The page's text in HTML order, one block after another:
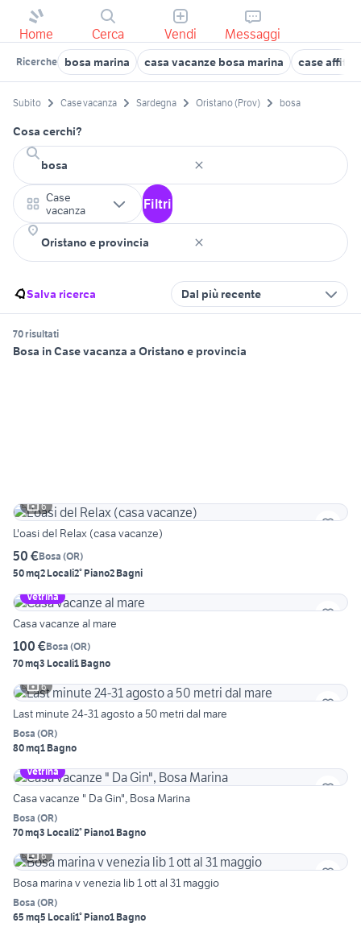
Home Cerca Vendi Messaggi
Ricerche bosa marina casa vacanze bosa marina case affitto
Subito Case vacanza Sardegna Oristano (Prov) bosa
Cosa cerchi?
Case
vacanza
Filtri
Salva ricerca Dal più recente
70 risultati
Bosa in Case vacanza a Oristano e provincia
6
L'oasi del Relax (casa vacanze)
50 €Bosa (OR)
50 mq2 Locali2° Piano2 Bagni
Vetrina
Casa vacanze al mare
100 €Bosa (OR)
70 mq3 Locali1 Bagno
6
Last minute 24-31 agosto a 50 metri dal mare
Bosa (OR)
80 mq1 Bagno
Vetrina
Casa vacanze " Da Gin", Bosa Marina
Bosa (OR)
70 mq3 Locali2° Piano1 Bagno
6
Bosa marina v venezia lib 1 ott al 31 maggio
Bosa (OR)
65 mq5 Locali1° Piano1 Bagno